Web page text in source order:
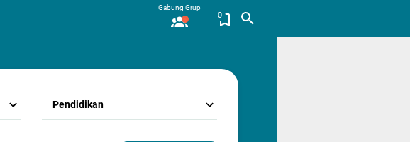
0
Gabung Grup
Pendidikan